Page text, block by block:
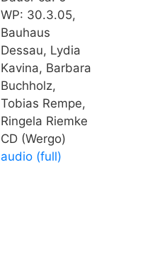
WP: 30.3.05,
Bauhaus
Dessau, Lydia
Kavina, Barbara
Buchholz,
Tobias Rempe,
Ringela Riemke
CD (Wergo)
audio (full)